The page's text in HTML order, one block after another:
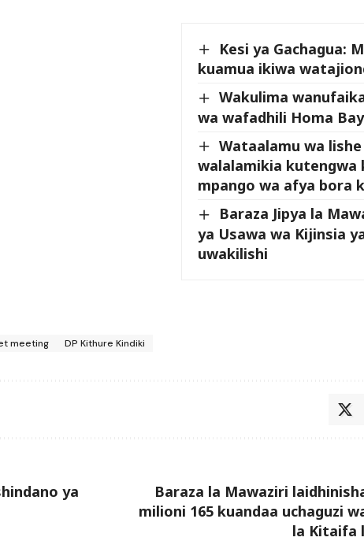
Kesi ya Gachagua:
kuamua ikiwa
Wakulima
wa wafadhili Homa Bay
Wataalamu wa lishe
walalamikia kutengwa
mpango wa afya bora
Baraza Jipya la
ya Usawa wa Kijinsia
uwakilishi
meeting DP Kithure Kindiki
ya
Baraza la Mawaziri
milioni 165 kuandaa uchaguzi
la Kitaifa